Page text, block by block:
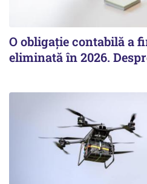
O obligație contabilă a
eliminată în 2026.